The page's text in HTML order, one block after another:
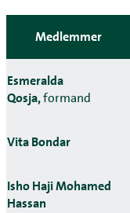
Medlemmer
Esmeralda
Qosja,formand
Vita Bondar
Isho Haji Mohamed
Hassan